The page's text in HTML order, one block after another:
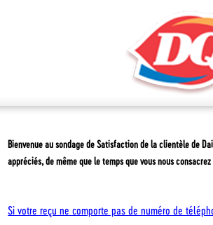
Bienvenue au sondage de Satisfaction de la clientèle de
appréciés, de même que le temps que vous nous
Si votre reçu ne comporte pas de numéro de